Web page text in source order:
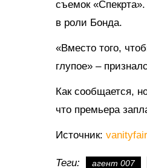
съемок
в роли Бонда.
«Вместо того,
глупое» –
Как сообщается,
что премьера
Источник:
Теги: агент 007